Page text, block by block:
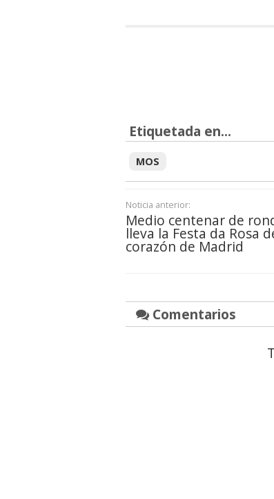
Etiquetada en...
MOS
Noticia anterior:
Medio centenar de
lleva la Festa da Rosa
corazón de Madrid
Comentarios